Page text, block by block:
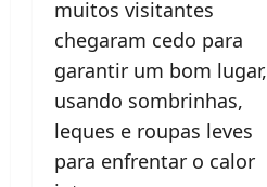
muitos visitantes
chegaram cedo para
garantir um bom lugar,
usando sombrinhas,
leques e roupas leves
para enfrentar o calor